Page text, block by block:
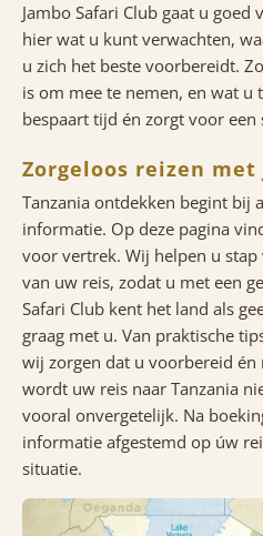
Jambo Safari Club gaat u
hier wat u kunt verwachten,
u zich het beste voorbereidt.
is om mee te nemen, en wat u
bespaart tijd én zorgt voor een
Zorgeloos reizen met
Tanzania ontdekken begint bij
informatie. Op deze pagina
voor vertrek. Wij helpen u
van uw reis, zodat u met een
Safari Club kent het land als
graag met u. Van praktische
wij zorgen dat u voorbereid
wordt uw reis naar Tanzania
vooral onvergetelijk. Na
informatie afgestemd op úw
situatie.